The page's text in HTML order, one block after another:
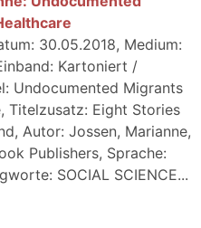
30.05.2018, Medium:
Kartoniert /
Undocumented Migrants
Titelzusatz: Eight Stories
Autor: Jossen, Marianne,
Publishers, Sprache:
SOCIAL SCIENCE...